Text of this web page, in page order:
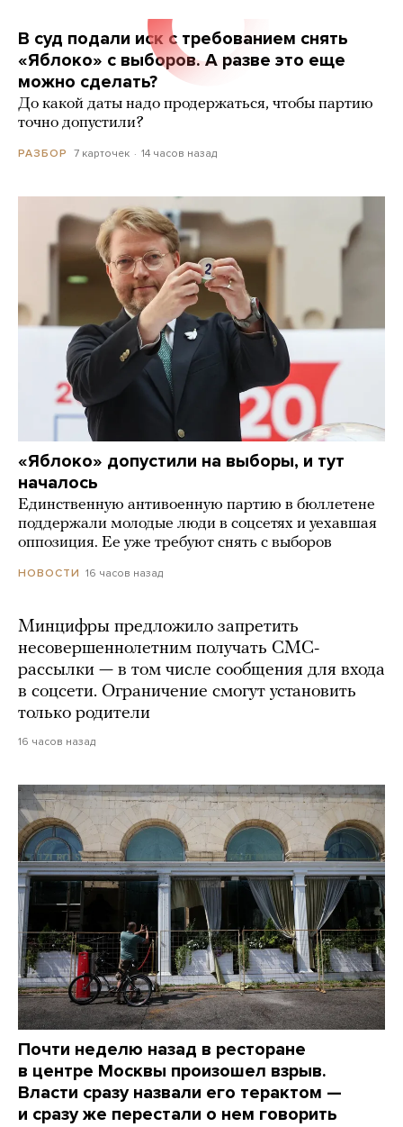
В суд подали иск с требованием снять
«Яблоко» с выборов. А разве это еще
можно сделать?
До какой даты надо продержаться, чтобы партию
точно допустили?
РАЗБОР 7 карточек 14 часов назад
«Яблоко» допустили на выборы, и тут
началось
Единственную антивоенную партию в бюллетене
поддержали молодые люди в соцсетях и уехавшая
оппозиция. Ее уже требуют снять с выборов
НОВОСТИ 16 часов назад
Минцифры предложило запретить
несовершеннолетним получать СМС-
рассылки — в том числе сообщения для входа
в соцсети. Ограничение смогут установить
только родители
16 часов назад
Почти неделю назад в ресторане
в центре Москвы произошел взрыв.
Власти сразу назвали его терактом —
и сразу же перестали о нем говорить